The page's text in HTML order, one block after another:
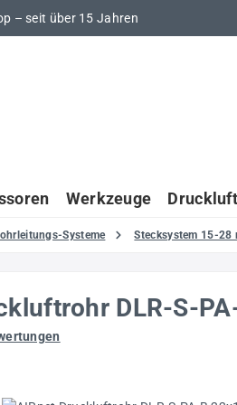
– seit über 15 Jahren
Werkzeuge
Systeme Stecksystem 15-28
DLR-S-